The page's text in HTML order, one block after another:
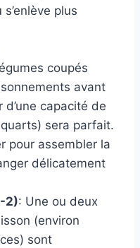
plus
coupés
avant
capacité de
sera parfait.
pour assembler la
délicatement
2): Une ou deux
(environ
sont